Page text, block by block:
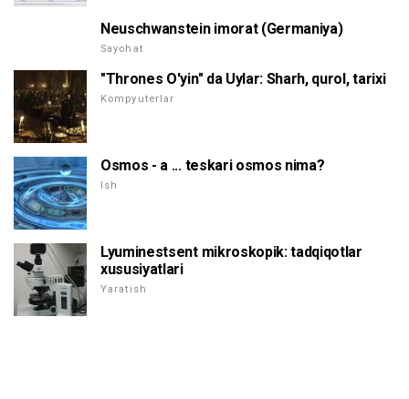
Neuschwanstein imorat (Germaniya)
Sayohat
"Thrones O'yin" da Uylar: Sharh, qurol, tarixi
Kompyuterlar
Osmos - a ... teskari osmos nima?
Ish
Lyuminestsent mikroskopik: tadqiqotlar
xususiyatlari
Yaratish